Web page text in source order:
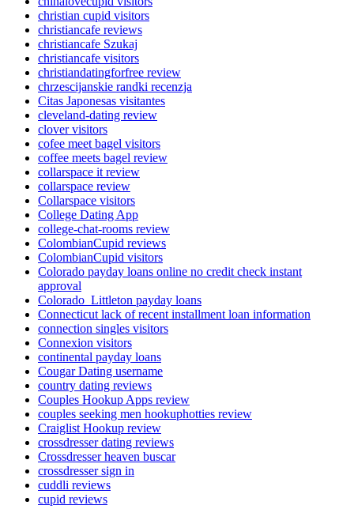
christian cupid visitors
christiancafe reviews
christiancafe Szukaj
christiancafe visitors
christiandatingforfree review
chrzescijanskie randki recenzja
Citas Japonesas visitantes
cleveland-dating review
clover visitors
cofee meet bagel visitors
coffee meets bagel review
collarspace it review
collarspace review
Collarspace visitors
College Dating App
college-chat-rooms review
ColombianCupid reviews
ColombianCupid visitors
Colorado payday loans online no credit check instant
approval
Colorado_Littleton payday loans
Connecticut lack of recent installment loan information
connection singles visitors
Connexion visitors
continental payday loans
Cougar Dating username
country dating reviews
Couples Hookup Apps review
couples seeking men hookuphotties review
Craiglist Hookup review
crossdresser dating reviews
Crossdresser heaven buscar
crossdresser sign in
cuddli reviews
cupid reviews